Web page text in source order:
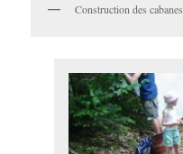
Construction des cabanes